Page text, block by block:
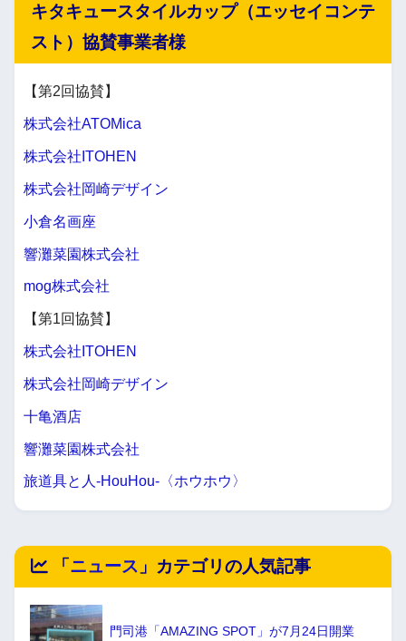
キタキュースタイルカップ（エッセイコンテ
スト）協賛事業者様
【第2回協賛】
株式会社ATOMica
株式会社ITOHEN
株式会社岡崎デザイン
小倉名画座
響灘菜園株式会社
mog株式会社
【第1回協賛】
株式会社ITOHEN
株式会社岡崎デザイン
十亀酒店
響灘菜園株式会社
旅道具と人-HouHou-〈ホウホウ〉
「 ニュース 」カテゴリの人気記事
門司港「AMAZING SPOT」が7月24日開業